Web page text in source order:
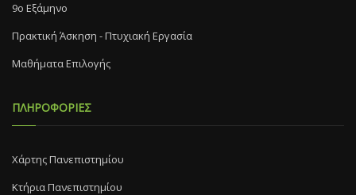
9ο Εξάμηνο
Πρακτική Άσκηση - Πτυχιακή Εργασία
Μαθήματα Επιλογής
ΠΛΗΡΟΦΟΡΙΕΣ
Χάρτης Πανεπιστημίου
Κτήρια Πανεπιστημίου